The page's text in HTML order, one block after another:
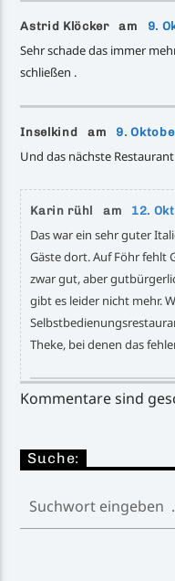
Astrid Klöcker am 9.
Sehr schade das immer
schließen .
Inselkind am 9.
Und das nächste
Karin rühl am 12.
Das war ein sehr guter
Gäste dort. Auf Föhr fehlt
zwar gut, aber
gibt es leider nicht mehr.
Theke, bei denen das
Kommentare sind
Suche: